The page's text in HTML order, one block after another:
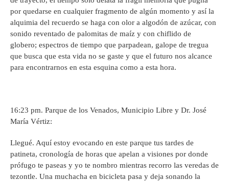
por quedarse en cualquier fragmento de algún momento y así la
alquimia del recuerdo se haga con olor a algodón de azúcar, con
sonido reventado de palomitas de maíz y con chiflido de
globero; espectros de tiempo que parpadean, galope de tregua
que busca que esta vida no se gaste y que el futuro nos alcance
para encontrarnos en esta esquina como a esta hora.
16:23 pm. Parque de los Venados, Municipio Libre y Dr. José
María Vértiz:
Llegué. Aquí estoy evocando en este parque tus tardes de
patineta, cronología de horas que apelan a visiones por donde
prófugo te paseas y yo te nombro mientras recorro las veredas de
tezontle. Una muchacha en bicicleta pasa y deja sonando la